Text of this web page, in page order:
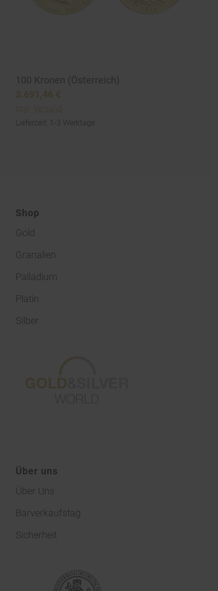
100 Kronen (Österreich)
3.691,46 €
zzgl.
Versand
Lieferzeit: 1-3 Werktage
Shop
Gold
Granalien
Palladium
Platin
Silber
Über uns
Über Uns
Barverkaufstag
Sicherheit